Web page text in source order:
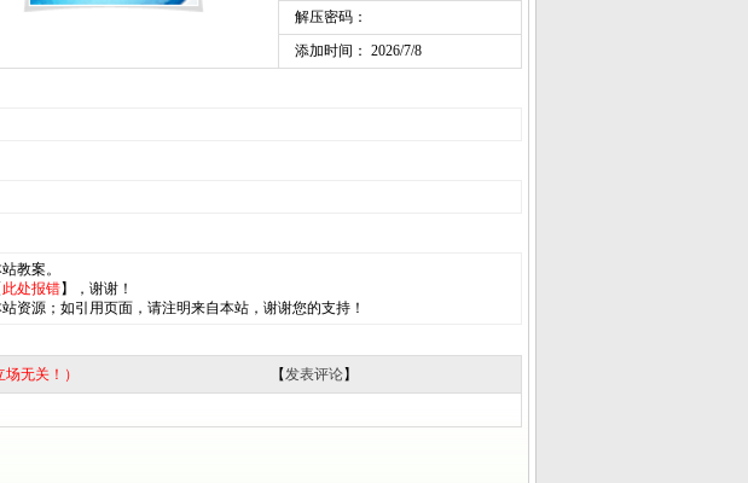
解压密码：
添加时间： 2026/7/8
教案。
此处报错】，谢谢！
资源；如引用页面，请注明来自本站，谢谢您的支持！
场无关！） 【发表评论】